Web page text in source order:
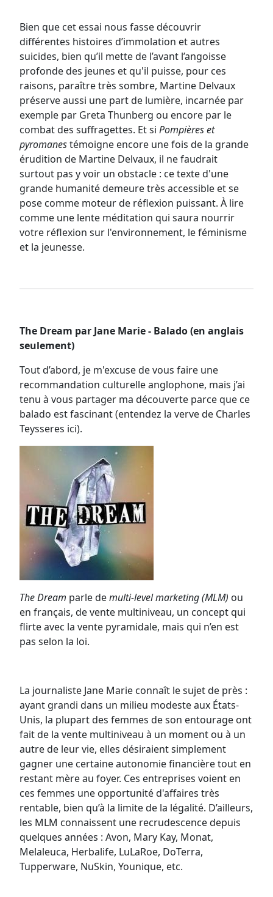
Bien que cet essai nous fasse découvrir
différentes histoires d’immolation et autres
suicides, bien qu’il mette de l’avant l’angoisse
profonde des jeunes et qu'il puisse, pour ces
raisons, paraître très sombre, Martine Delvaux
préserve aussi une part de lumière, incarnée par
exemple par Greta Thunberg ou encore par le
combat des suffragettes. Et si Pompières et
pyromanestémoigne encore une fois de la grande
érudition de Martine Delvaux, il ne faudrait
surtout pas y voir un obstacle : ce texte d'une
grande humanité demeure très accessible et se
pose comme moteur de réflexion puissant. À lire
comme une lente méditation qui saura nourrir
votre réflexion sur l'environnement, le féminisme
et la jeunesse.
The Dream par Jane Marie - Balado (en anglais
seulement)
Tout d’abord, je m'excuse de vous faire une
recommandation culturelle anglophone, mais j’ai
tenu à vous partager ma découverte parce que ce
balado est fascinant (entendez la verve de Charles
Teysseres ici).
The Dream parle demulti-level marketing (MLM) ou
en français, de vente multiniveau, un concept qui
flirte avec la vente pyramidale, mais qui n’en est
pas selon la loi.
La journaliste Jane Marie connaît le sujet de près :
ayant grandi dans un milieu modeste aux États-
Unis, la plupart des femmes de son entourage ont
fait de la vente multiniveau à un moment ou à un
autre de leur vie, elles désiraient simplement
gagner une certaine autonomie financière tout en
restant mère au foyer. Ces entreprises voient en
ces femmes une opportunité d'affaires très
rentable, bien qu’à la limite de la légalité. D’ailleurs,
les MLM connaissent une recrudescence depuis
quelques années : Avon, Mary Kay, Monat,
Melaleuca, Herbalife, LuLaRoe, DoTerra,
Tupperware, NuSkin, Younique, etc.